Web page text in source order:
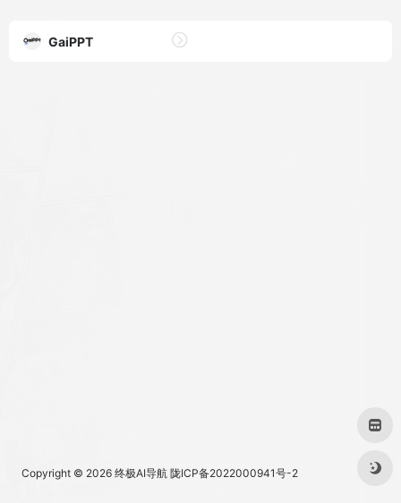
GaiPPT
Copyright © 2026 终极AI导航 陇ICP备2022000941号-2